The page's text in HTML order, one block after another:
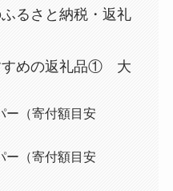
るさと納税・返礼
すめの返礼品① 大
ー（寄付額目安
ー（寄付額目安